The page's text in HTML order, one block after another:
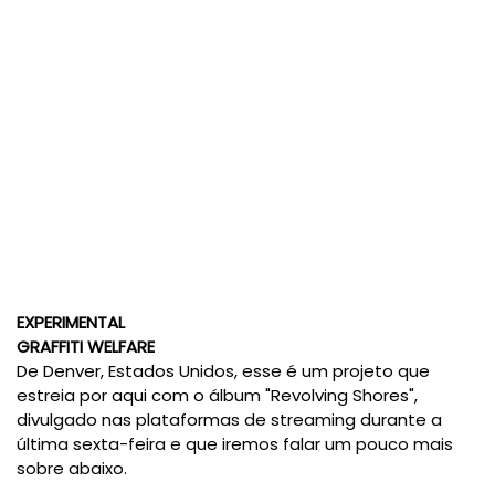
EXPERIMENTAL
GRAFFITI WELFARE
De Denver, Estados Unidos, esse é um projeto que
estreia por aqui com o álbum "Revolving Shores",
divulgado nas plataformas de streaming durante a
última sexta-feira e que iremos falar um pouco mais
sobre abaixo.